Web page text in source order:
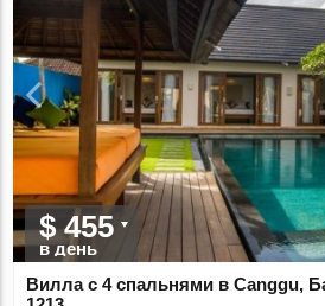
$ 455
в день
Вилла с 4 спальнями в Canggu,